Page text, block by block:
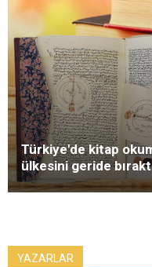
Türkiye'de kitap
ülkesini geride
YAZARLAR